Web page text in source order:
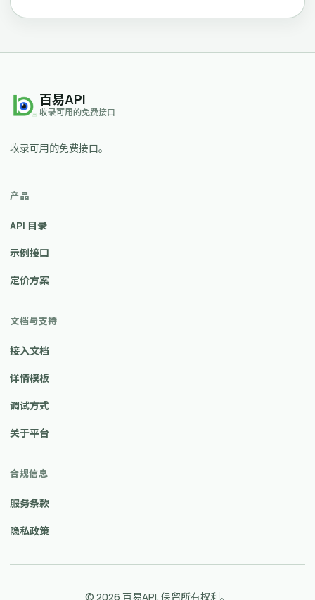
百易API
收录可用的免费接口
收录可用的免费接口。
产品
API 目录
示例接口
定价方案
文档与支持
接入文档
详情模板
调试方式
关于平台
合规信息
服务条款
隐私政策
© 2026 百易API. 保留所有权利。